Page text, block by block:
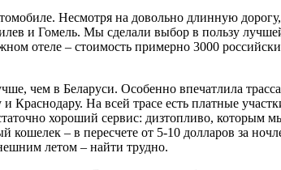
Несмотря на довольно длинную
и Гомель. Мы сделали выбор в пользу
отеле – стоимость примерно 3000
чем в Беларуси. Особенно впечатлила
На всей трасе есть платные
хороший сервис: дизтопливо,
– в пересчете от 5-10 долларов за
летом – найти трудно.